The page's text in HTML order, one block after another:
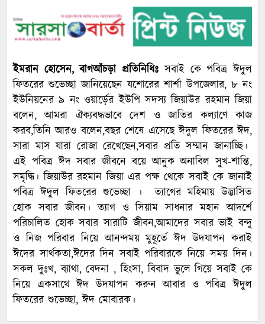
ইমরান হোসেন, বাগআঁচড়া প্রতিনিধিঃ সবাই কে পবিত্র ঈদুল
ফিতরের শুভেচ্ছা জানিয়েছেন যশোরের শার্শা উপজেলার, ৮ নং
ইউনিয়নের ৯ নং ওয়ার্ড়ের ইউপি সদস্য জিয়াউর রহমান জিয়া
বলেন, আমরা ঐক্যবদ্ধভাবে দেশ ও জাতির কল্যাণে কাজ
করব,তিনি আরও বলেন,বছর শেষে এসেছে ঈদুল ফিতরের ঈদ,
সারা মাস যারা রোজা রেখেছেন,সবার প্রতি সম্মান জানাচ্ছি।
এই পবিত্র ঈদ সবার জীবনে বয়ে আনুক অনাবিল সুখ-শান্তি,
সমৃদ্ধি। জিয়াউর রহমান জিয়া এর পক্ষ থেকে সবাই কে জানাই
পবিত্র ঈদুল ফিতরের শুভেচ্ছা । ত্যাগের মহিমায় উদ্ভাসিত
হোক সবার জীবন। ত্যাগ ও সিয়াম সাধনার মহান আদর্শে
পরিচালিত হোক সবার সারাটি জীবন,আমাদের সবার ভাই বন্দু
ও নিজ পরিবার নিয়ে আনন্দময় মুহূর্তে ঈদ উদযাপন করাই
ঈদের সার্থকতা,ঈদের দিন সবাই পরিবারকে নিয়ে সময় দিন।
সকল দুঃখ, ব্যাথা, বেদনা , হিংসা, বিবাদ ভুলে গিয়ে সবাই কে
নিয়ে একসাথে ঈদ উদযাপন করুন আবার ও পবিত্র ঈদুল
ফিতরের শুভেচ্ছা, ঈদ মোবারক।